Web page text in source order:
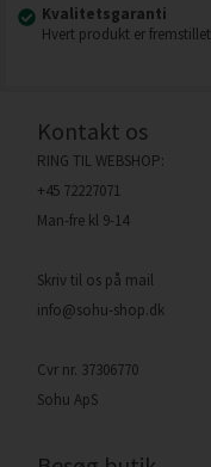
Kvalitetsgaranti
Hvert produkt er
Kontakt os
RING TIL WEBSHOP:
+45 72227071
Man-fre kl 9-14
Skriv til os på mail
info@sohu-shop.dk
Cvr nr. 37306770
Sohu ApS